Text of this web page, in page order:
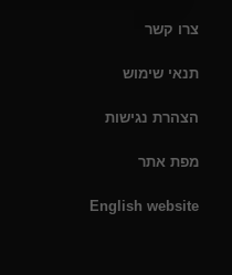
צרו קשר
תנאי שימוש
הצהרת נגישות
מפת אתר
English website